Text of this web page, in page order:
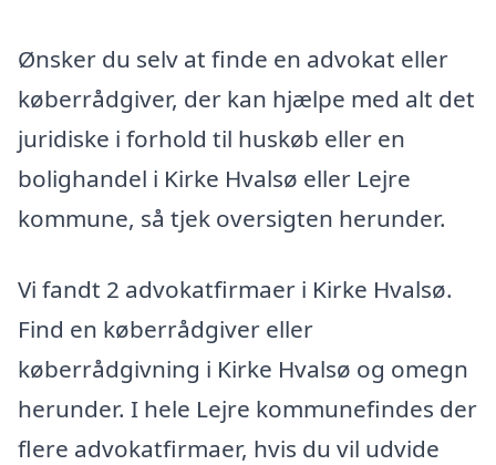
Ønsker du selv at finde en advokat eller
køberrådgiver, der kan hjælpe med alt det
juridiske i forhold til huskøb eller en
bolighandel i Kirke Hvalsø eller Lejre
kommune, så tjek oversigten herunder.
Vi fandt 2 advokatfirmaer i Kirke Hvalsø.
Find en køberrådgiver eller
køberrådgivning i Kirke Hvalsø og omegn
herunder. I hele Lejre kommunefindes der
flere advokatfirmaer, hvis du vil udvide